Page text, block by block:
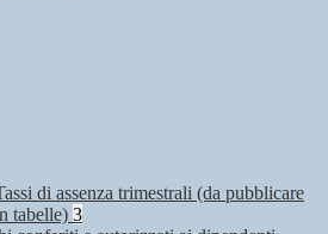
di assenza trimestrali (da pubblicare
tabelle) 3